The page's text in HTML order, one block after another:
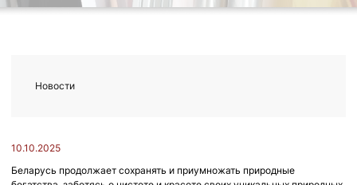
10.10.2025
Беларусь продолжает сохранять и приумножать природные
Новости